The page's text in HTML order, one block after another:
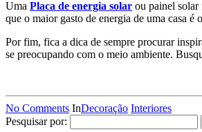
Uma Placa de energia solar ou painel solar
que o maior gasto de energia de uma casa
Por fim, fica a dica de sempre procurar
se preocupando com o meio ambiente.
No Comments InDecoração Interiores
Pesquisar por: